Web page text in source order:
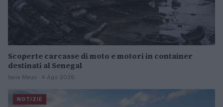
Scoperte carcasse di moto e motori in container
destinati al Senegal
Ilaria Mauri · 4 Ago 2026
NOTIZIE